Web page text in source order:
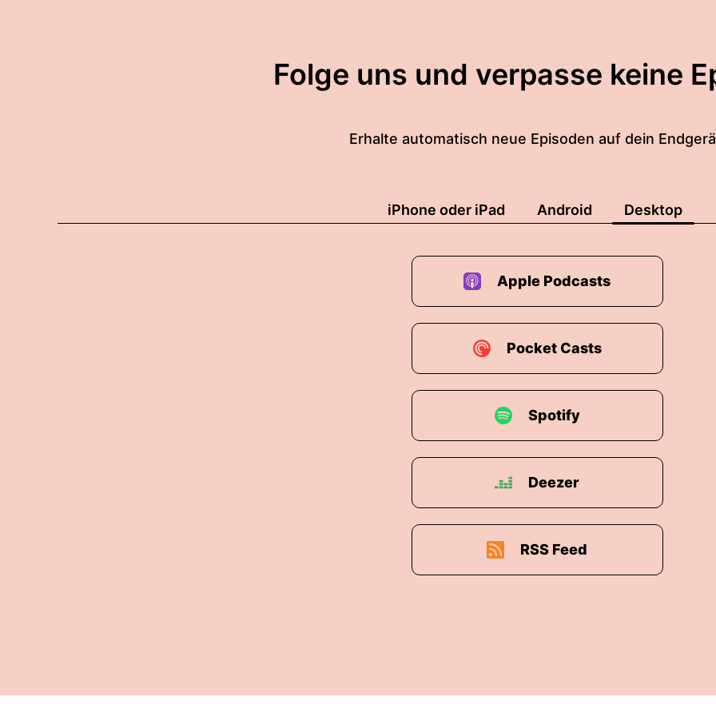
Folge uns und verpasse keine
Erhalte automatisch neue Episoden auf dein
iPhone oder iPad Android Desktop
Apple Podcasts
Pocket Casts
Spotify
Deezer
RSS Feed